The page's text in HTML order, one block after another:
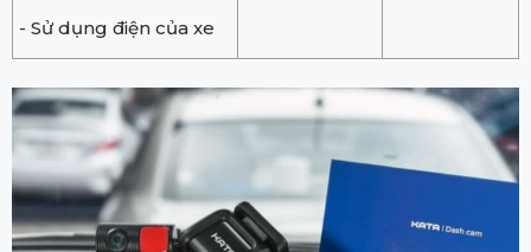
- Sử dụng điện của xe